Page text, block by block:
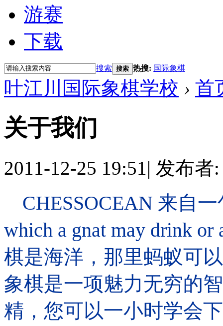
游赛
下载
搜索 搜索 热搜: 国际象棋
叶江川国际象棋学校 › 首
关于我们
2011-12-25 19:51| 发布者
CHESSOCEAN 来自
which a gnat may drink or
棋是海洋，那里蚂蚁可
象棋是一项魅力无穷的
精，您可以一小时学会